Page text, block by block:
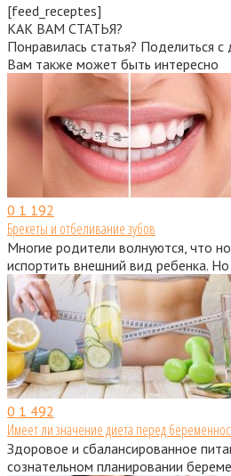
[feed_receptes]
КАК ВАМ СТАТЬЯ?
Понравилась статья? Поделиться с
Вам также может быть интересно
0 1 192
Брекеты и отбеливание зубов
Многие родители волнуются, что
испортить внешний вид ребенка.
0 1 492
Имеет ли значение диета перед
Здоровое и сбалансированное
сознательном планировании